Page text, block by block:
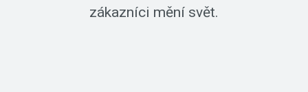
zákazníci mění svět.